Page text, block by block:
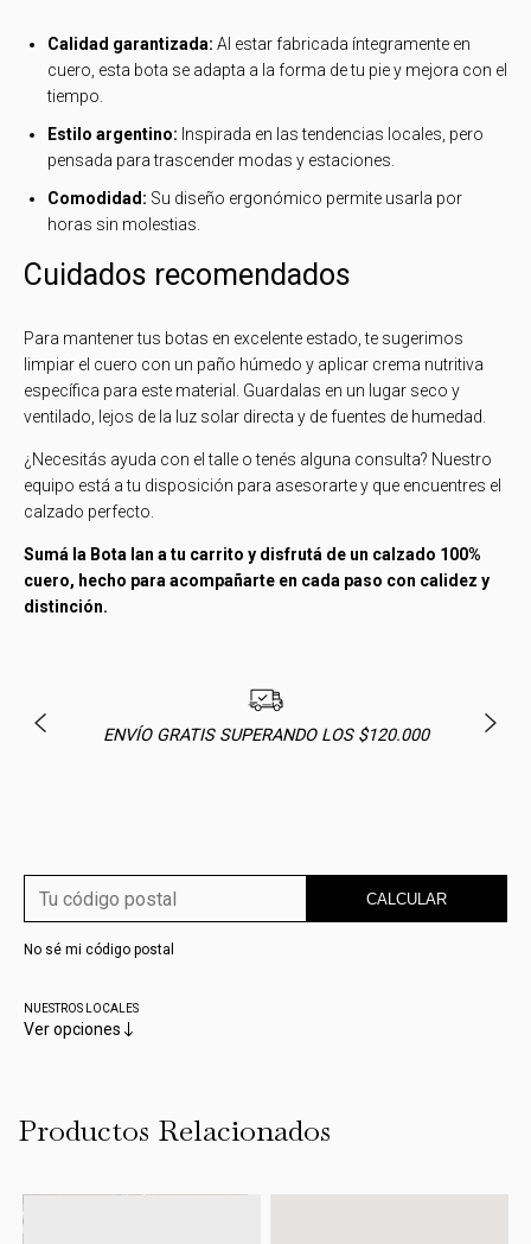
Calidad garantizada: Al estar fabricada íntegramente en
cuero, esta bota se adapta a la forma de tu pie y mejora con el
tiempo.
Estilo argentino: Inspirada en las tendencias locales, pero
pensada para trascender modas y estaciones.
Comodidad: Su diseño ergonómico permite usarla por
horas sin molestias.
Cuidados recomendados
Para mantener tus botas en excelente estado, te sugerimos
limpiar el cuero con un paño húmedo y aplicar crema nutritiva
específica para este material. Guardalas en un lugar seco y
ventilado, lejos de la luz solar directa y de fuentes de humedad.
¿Necesitás ayuda con el talle o tenés alguna consulta? Nuestro
equipo está a tu disposición para asesorarte y que encuentres el
calzado perfecto.
Sumá la Bota Ian a tu carrito y disfrutá de un calzado 100%
cuero, hecho para acompañarte en cada paso con calidez y
distinción.
ENVÍO GRATIS SUPERANDO LOS $120.000
CALCULAR
No sé mi código postal
NUESTROS LOCALES
Ver opciones
Productos Relacionados